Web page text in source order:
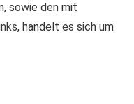
sowie den mit
handelt es sich um